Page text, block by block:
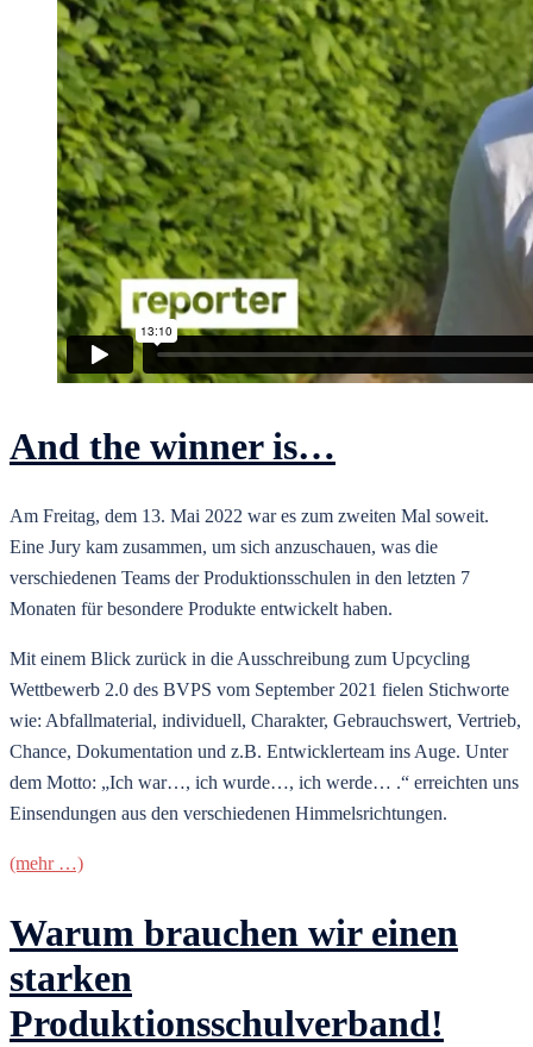
And the winner is…
Am Freitag, dem 13. Mai 2022 war es zum zweiten Mal soweit.
Eine Jury kam zusammen, um sich anzuschauen, was die
verschiedenen Teams der Produktionsschulen in den letzten 7
Monaten für besondere Produkte entwickelt haben.
Mit einem Blick zurück in die Ausschreibung zum Upcycling
Wettbewerb 2.0 des BVPS vom September 2021 fielen Stichworte
wie: Abfallmaterial, individuell, Charakter, Gebrauchswert, Vertrieb,
Chance, Dokumentation und z.B. Entwicklerteam ins Auge. Unter
dem Motto: „Ich war…, ich wurde…, ich werde… .“ erreichten uns
Einsendungen aus den verschiedenen Himmelsrichtungen.
(mehr …)
Warum brauchen wir einen
starken
Produktionsschulverband!